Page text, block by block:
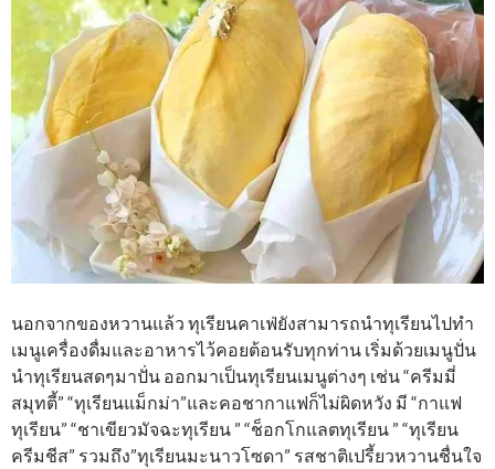
นอกจากของหวานแล้ว ทุเรียนคาเฟ่ยังสามารถนำทุเรียนไปทำ
เมนูเครื่องดื่มและอาหารไว้คอยต้อนรับทุกท่าน เริ่มด้วยเมนูปั่น
นำทุเรียนสดๆมาปั่น ออกมาเป็นทุเรียนเมนูต่างๆ เช่น “ครีมมี่
สมุทตี้” “ทุเรียนแม็กม่า”และคอชากาแฟก็ไม่ผิดหวัง มี “กาแฟ
ทุเรียน” “ชาเขียวมัจฉะทุเรียน ” “ช็อกโกแลตทุเรียน ” “ทุเรียน
ครีมชีส” รวมถึง”ทุเรียนมะนาวโซดา” รสชาติเปรี้ยวหวานชื่นใจ